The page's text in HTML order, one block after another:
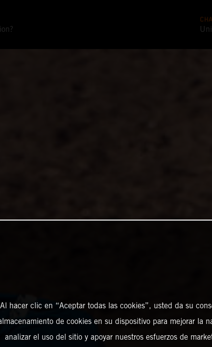
Al hacer clic en “Aceptar todas las cookies”, usted da su
de cookies en su dispositivo para mejorar la
analizar el uso del sitio y apoyar nuestros esfuerzos de